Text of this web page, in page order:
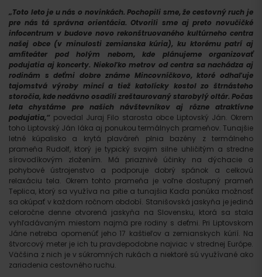
„Toto leto je u nás o novinkách. Pochopili sme, že cestovný ruch je
pre nás tá správna orientácia. Otvorili sme aj preto novučičké
infocentrum v budove novo rekonštruovaného kultúrneho centra
našej obce (v minulosti zemianska kúria), ku ktorému patrí aj
amfiteáter pod holým nebom, kde plánujeme organizovať
podujatia aj koncerty. Niekoľko metrov od centra sa nachádza aj
rodinám s deťmi dobre známe Mincovníčkovo, ktoré odhaľuje
tajomstvá výroby mincí a tiež katolícky kostol zo štrnásteho
storočia, kde nedávno osadili zreštaurovaný starobylý oltár. Počas
leta chystáme pre našich návštevníkov aj rôzne atraktívne
podujatia,“ povedal Juraj Filo starosta obce Liptovský Ján. Okrem
toho Liptovský Ján láka aj ponukou termálnych prameňov. Tunajšie
letné kúpalisko a krytá plaváreň plnia bazény z termálneho
prameňa Rudolf, ktorý je typický svojim silne uhličitým a stredne
sírovodíkovým zložením. Má priaznivé účinky na dýchacie a
pohybové ústrojenstvo a podporuje dobrý spánok a celkovú
relaxáciu tela. Okrem tohto prameňa je voľne dostupný prameň
Teplica, ktorý sa využíva na pitie a tunajšia Kaďa ponúka možnosť
sa okúpať v každom ročnom období. Stanišovská jaskyňa je jediná
celoročne denne otvorená jaskyňa na Slovensku, ktorá sa stala
vyhľadávaným miestom najmä pre rodiny s deťmi. Pri Liptovskom
Jáne netreba opomenúť jeho 17 kaštieľov a zemianskych kúrií. Na
štvorcový meter je ich tu pravdepodobne najviac v strednej Európe.
Väčšina z nich je v súkromných rukách a niektoré sú využívané ako
zariadenia cestovného ruchu.